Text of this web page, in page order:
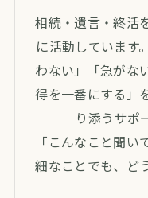
相続・遺言・終活
に活動しています
わない」「急がな
得を一番にする」
り添うサポ
「こんなこと聞
細なことでも、ど